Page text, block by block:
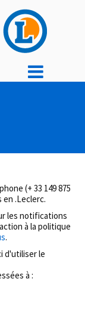
(+ 33 149 875
en .Leclerc.
les notifications
à la politique
.
d'utiliser le
à :